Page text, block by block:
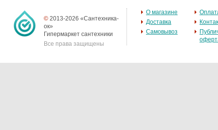
© 2013-2026 «Сантехника-
ок»
Гипермаркет сантехники
Все права защищены
О магазине
Доставка
Самовывоз